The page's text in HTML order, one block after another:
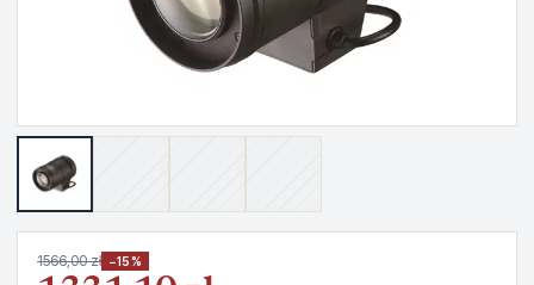
1566,00 zł −15%